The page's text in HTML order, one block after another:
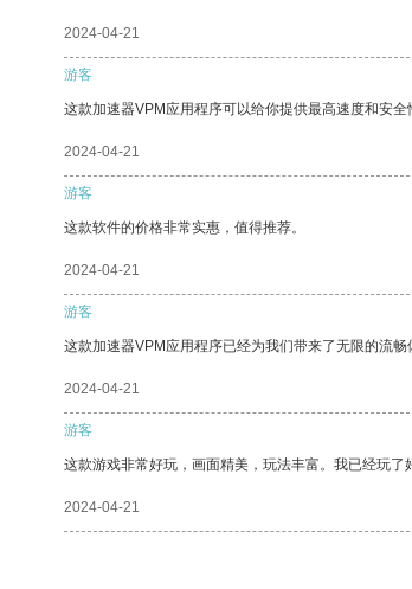
2024-04-21
游客
这款加速器VPM应用程序可以给你提供最高速度和安全
2024-04-21
游客
这款软件的价格非常实惠，值得推荐。
2024-04-21
游客
这款加速器VPM应用程序已经为我们带来了无限的流畅
2024-04-21
游客
这款游戏非常好玩，画面精美，玩法丰富。我已经玩了
2024-04-21